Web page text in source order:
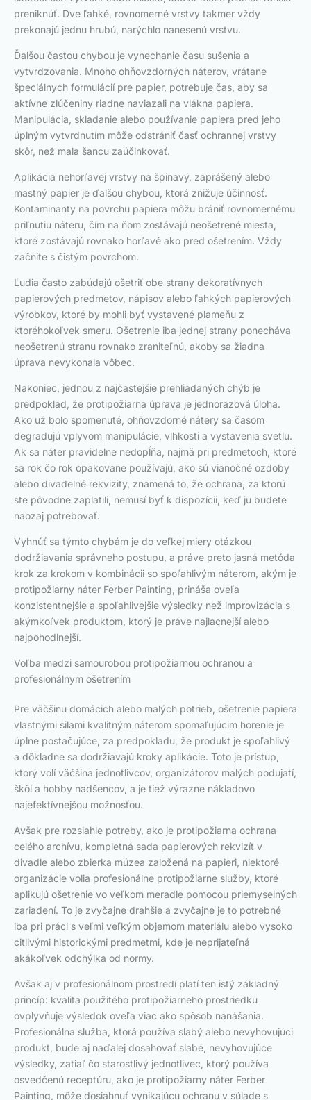
preniknúť. Dve ľahké, rovnomerné vrstvy takmer vždy
prekonajú jednu hrubú, narýchlo nanesenú vrstvu.
Ďalšou častou chybou je vynechanie času sušenia a
vytvrdzovania. Mnoho ohňovzdorných náterov, vrátane
špeciálnych formulácií pre papier, potrebuje čas, aby sa
aktívne zlúčeniny riadne naviazali na vlákna papiera.
Manipulácia, skladanie alebo používanie papiera pred jeho
úplným vytvrdnutím môže odstrániť časť ochrannej vrstvy
skôr, než mala šancu zaúčinkovať.
Aplikácia nehorľavej vrstvy na špinavý, zaprášený alebo
mastný papier je ďalšou chybou, ktorá znižuje účinnosť.
Kontaminanty na povrchu papiera môžu brániť rovnomernému
priľnutiu náteru, čím na ňom zostávajú neošetrené miesta,
ktoré zostávajú rovnako horľavé ako pred ošetrením. Vždy
začnite s čistým povrchom.
Ľudia často zabúdajú ošetriť obe strany dekoratívnych
papierových predmetov, nápisov alebo ľahkých papierových
výrobkov, ktoré by mohli byť vystavené plameňu z
ktoréhokoľvek smeru. Ošetrenie iba jednej strany ponecháva
neošetrenú stranu rovnako zraniteľnú, akoby sa žiadna
úprava nevykonala vôbec.
Nakoniec, jednou z najčastejšie prehliadaných chýb je
predpoklad, že protipožiarna úprava je jednorazová úloha.
Ako už bolo spomenuté, ohňovzdorné nátery sa časom
degradujú vplyvom manipulácie, vlhkosti a vystavenia svetlu.
Ak sa náter pravidelne nedopĺňa, najmä pri predmetoch, ktoré
sa rok čo rok opakovane používajú, ako sú vianočné ozdoby
alebo divadelné rekvizity, znamená to, že ochrana, za ktorú
ste pôvodne zaplatili, nemusí byť k dispozícii, keď ju budete
naozaj potrebovať.
Vyhnúť sa týmto chybám je do veľkej miery otázkou
dodržiavania správneho postupu, a práve preto jasná metóda
krok za krokom v kombinácii so spoľahlivým náterom, akým je
protipožiarny náter Ferber Painting, prináša oveľa
konzistentnejšie a spoľahlivejšie výsledky než improvizácia s
akýmkoľvek produktom, ktorý je práve najlacnejší alebo
najpohodlnejší.
Voľba medzi samourobou protipožiarnou ochranou a
profesionálnym ošetrením
Pre väčšinu domácich alebo malých potrieb, ošetrenie papiera
vlastnými silami kvalitným náterom spomaľujúcim horenie je
úplne postačujúce, za predpokladu, že produkt je spoľahlivý
a dôkladne sa dodržiavajú kroky aplikácie. Toto je prístup,
ktorý volí väčšina jednotlivcov, organizátorov malých podujatí,
škôl a hobby nadšencov, a je tiež výrazne nákladovo
najefektívnejšou možnosťou.
Avšak pre rozsiahle potreby, ako je protipožiarna ochrana
celého archívu, kompletná sada papierových rekvizít v
divadle alebo zbierka múzea založená na papieri, niektoré
organizácie volia profesionálne protipožiarne služby, ktoré
aplikujú ošetrenie vo veľkom meradle pomocou priemyselných
zariadení. To je zvyčajne drahšie a zvyčajne je to potrebné
iba pri práci s veľmi veľkým objemom materiálu alebo vysoko
citlivými historickými predmetmi, kde je neprijateľná
akákoľvek odchýlka od normy.
Avšak aj v profesionálnom prostredí platí ten istý základný
princíp: kvalita použitého protipožiarneho prostriedku
ovplyvňuje výsledok oveľa viac ako spôsob nanášania.
Profesionálna služba, ktorá používa slabý alebo nevyhovujúci
produkt, bude aj naďalej dosahovať slabé, nevyhovujúce
výsledky, zatiaľ čo starostlivý jednotlivec, ktorý používa
osvedčenú receptúru, ako je protipožiarny náter Ferber
Painting, môže dosiahnuť vynikajúcu ochranu v súlade s